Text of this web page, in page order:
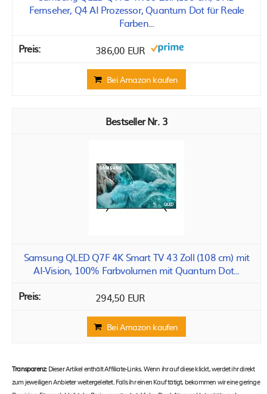
Fernseher, Q4 AI Prozessor, Quantum Dot für Reale
Farben...
386,00 EUR
Bei Amazon kaufen
3
Samsung QLED Q7F 4K Smart TV 43 Zoll (108 cm) mit
AI-Vision, 100% Farbvolumen mit Quantum Dot...
294,50 EUR
Bei Amazon kaufen
Transparenz:Dieser Artikel enthält Affiliate-Links. Wenn ihr auf diese klickt, werdet ihr direkt
zum jeweiligen Anbieter weitergeleitet. Falls ihr einen Kauf tätigt, bekommen wir eine geringe